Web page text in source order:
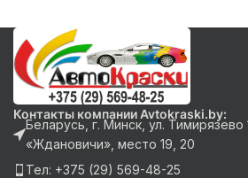
Контакты компании Avtokraski.by:
Беларусь, г. Минск, ул. Тимирязево
«Ждановичи», место 19, 20
Тел: +375 (29) 569-48-25